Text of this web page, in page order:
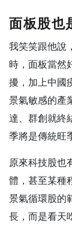
面板股也
我笑笑跟他說
時，面板當然
擾，加上中國
景氣敏感的產
達、群創就終
季將是傳統旺
原來科技股也
體，甚至某種
景氣循環股的
長，而是看天